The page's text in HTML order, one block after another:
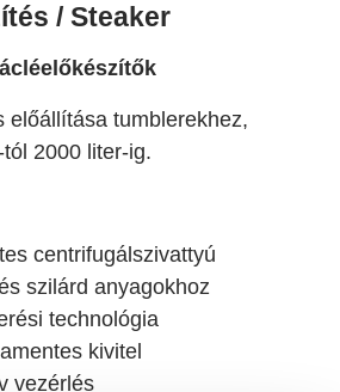
/ Steaker
előállítása tumblerekhez,
2000 liter-ig.
centrifugálszivattyú
szilárd anyagokhoz
technológia
kivitel
vezérlés